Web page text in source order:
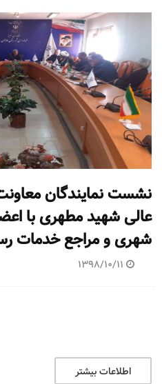
نشست نمایندگان
عالی شهید مطهری با
شهری و مراجع خدمات
1398/10/11
اطلاعات بیشتر